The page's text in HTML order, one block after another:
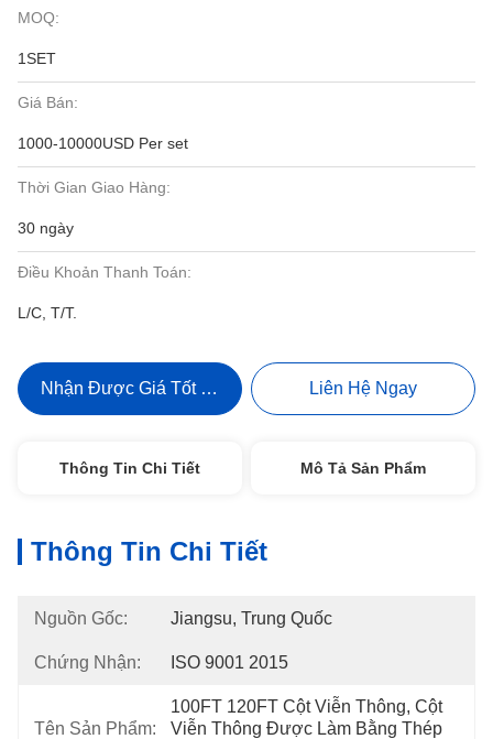
MOQ:
1SET
Giá Bán:
1000-10000USD Per set
Thời Gian Giao Hàng:
30 ngày
Điều Khoản Thanh Toán:
L/C, T/T.
Nhận Được Giá Tốt Nhất Liên Hệ Ngay
Thông Tin Chi Tiết Mô Tả Sản Phẩm
Thông Tin Chi Tiết
Nguồn Gốc: Jiangsu, Trung Quốc
Chứng Nhận: ISO 9001 2015
Tên Sản Phẩm:
100FT 120FT Cột Viễn Thông, Cột
Viễn Thông Được Làm Bằng Thép